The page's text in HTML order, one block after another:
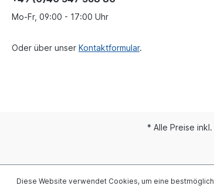
Mo-Fr, 09:00 - 17:00 Uhr
Oder über unser Kontaktformular.
* Alle Preise
Diese Website verwendet Cookies, um eine